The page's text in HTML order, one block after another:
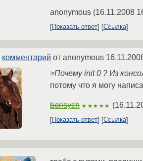
anonymous (16.11.2008
Показать ответ Ссылка
комментарий от anonymous
>Почему init 0 ? Из
потому что я могу
borisych ★★★★★ (
Показать ответ Ссылка